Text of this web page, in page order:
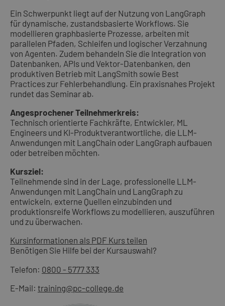
Ein Schwerpunkt liegt auf der Nutzung von LangGraph
für dynamische, zustandsbasierte Workflows. Sie
modellieren graphbasierte Prozesse, arbeiten mit
parallelen Pfaden, Schleifen und logischer Verzahnung
von Agenten. Zudem behandeln Sie die Integration von
Datenbanken, APIs und Vektor-Datenbanken, den
produktiven Betrieb mit LangSmith sowie Best
Practices zur Fehlerbehandlung. Ein praxisnahes Projekt
rundet das Seminar ab.
Angesprochener Teilnehmerkreis:
Technisch orientierte Fachkräfte, Entwickler, ML
Engineers und KI-Produktverantwortliche, die LLM-
Anwendungen mit LangChain oder LangGraph aufbauen
oder betreiben möchten.
Kursziel:
Teilnehmende sind in der Lage, professionelle LLM-
Anwendungen mit LangChain und LangGraph zu
entwickeln, externe Quellen einzubinden und
produktionsreife Workflows zu modellieren, auszuführen
und zu überwachen.
Kursinformationen als PDF Kurs teilen
Benötigen Sie Hilfe bei der Kursauswahl?
Telefon: 0800 - 5777 333
E-Mail: training@pc-college.de